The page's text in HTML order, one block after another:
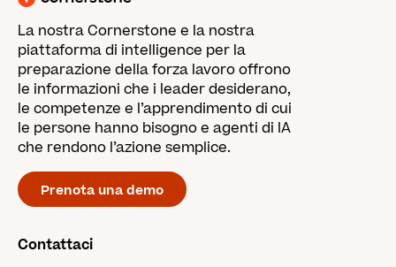
La nostra Cornerstone e la nostra
piattaforma di intelligence per la
preparazione della forza lavoro offrono
le informazioni che i leader desiderano,
le competenze e l’apprendimento di cui
le persone hanno bisogno e agenti di IA
che rendono l’azione semplice.
Prenota una demo
Contattaci